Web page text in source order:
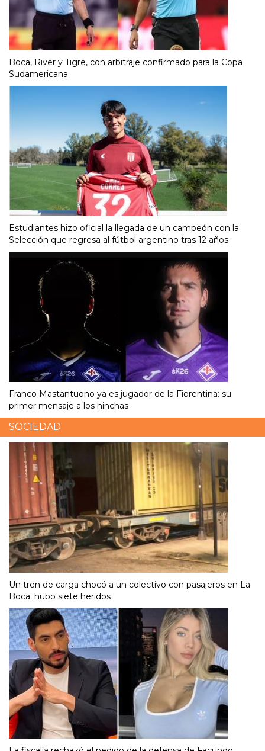
Boca, River y Tigre, con arbitraje confirmado para la Copa
Sudamericana
Estudiantes hizo oficial la llegada de un campeón con la
Selección que regresa al fútbol argentino tras 12 años
Franco Mastantuono ya es jugador de la Fiorentina: su
primer mensaje a los hinchas
SOCIEDAD
Un tren de carga chocó a un colectivo con pasajeros en La
Boca: hubo siete heridos